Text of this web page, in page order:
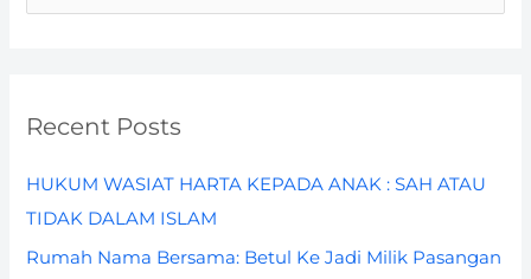
c
r
Recent Posts
HUKUM WASIAT HARTA KEPADA ANAK : SAH ATAU
TIDAK DALAM ISLAM
Rumah Nama Bersama: Betul Ke Jadi Milik Pasangan